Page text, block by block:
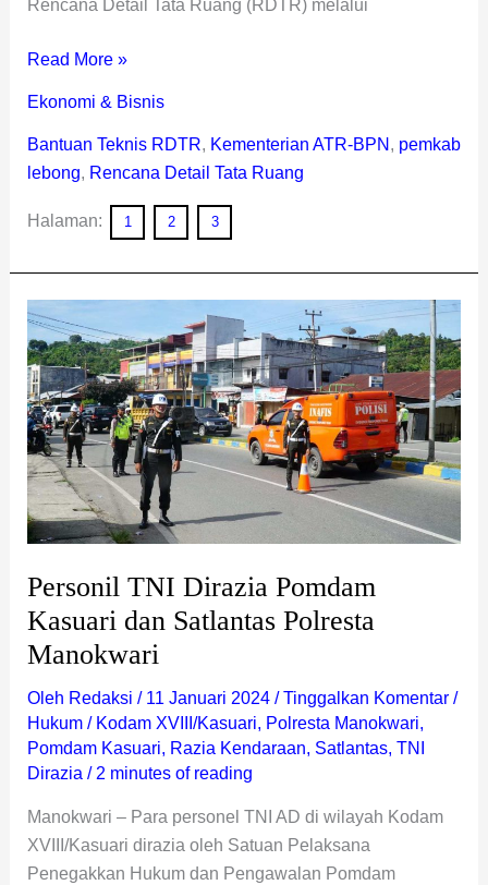
Rencana Detail Tata Ruang (RDTR) melalui
Read More »
Ekonomi & Bisnis
Bantuan Teknis RDTR, Kementerian ATR-BPN , pemkab
lebong, Rencana Detail Tata Ruang
Halaman: 1 2 3
Personil TNI Dirazia Pomdam
Kasuari dan Satlantas Polresta
Manokwari
Oleh Redaksi / 11 Januari 2024 /Tinggalkan Komentar /
Hukum/ Kodam XVIII/Kasuari, Polresta Manokwari,
Pomdam Kasuari, Razia Kendaraan, Satlantas, TNI
Dirazia / 2 minutes of reading
Manokwari – Para personel TNI AD di wilayah Kodam
XVIII/Kasuari dirazia oleh Satuan Pelaksana
Penegakkan Hukum dan Pengawalan Pomdam
Personil
TNI
Dirazia
Pomdam
Kasuari
dan
Satlantas
Polresta
Manokwari